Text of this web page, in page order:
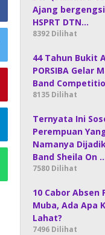
Ajang bergengsi
HSPRT DTN…
8392 Dilihat
44 Tahun Bukit
PORSIBA Gelar
Band
8135 Dilihat
Ternyata Ini
Perempuan
Namanya
Band Sheila On
7580 Dilihat
10 Cabor Absen
Muba, Ada Apa
Lahat?
7496 Dilihat